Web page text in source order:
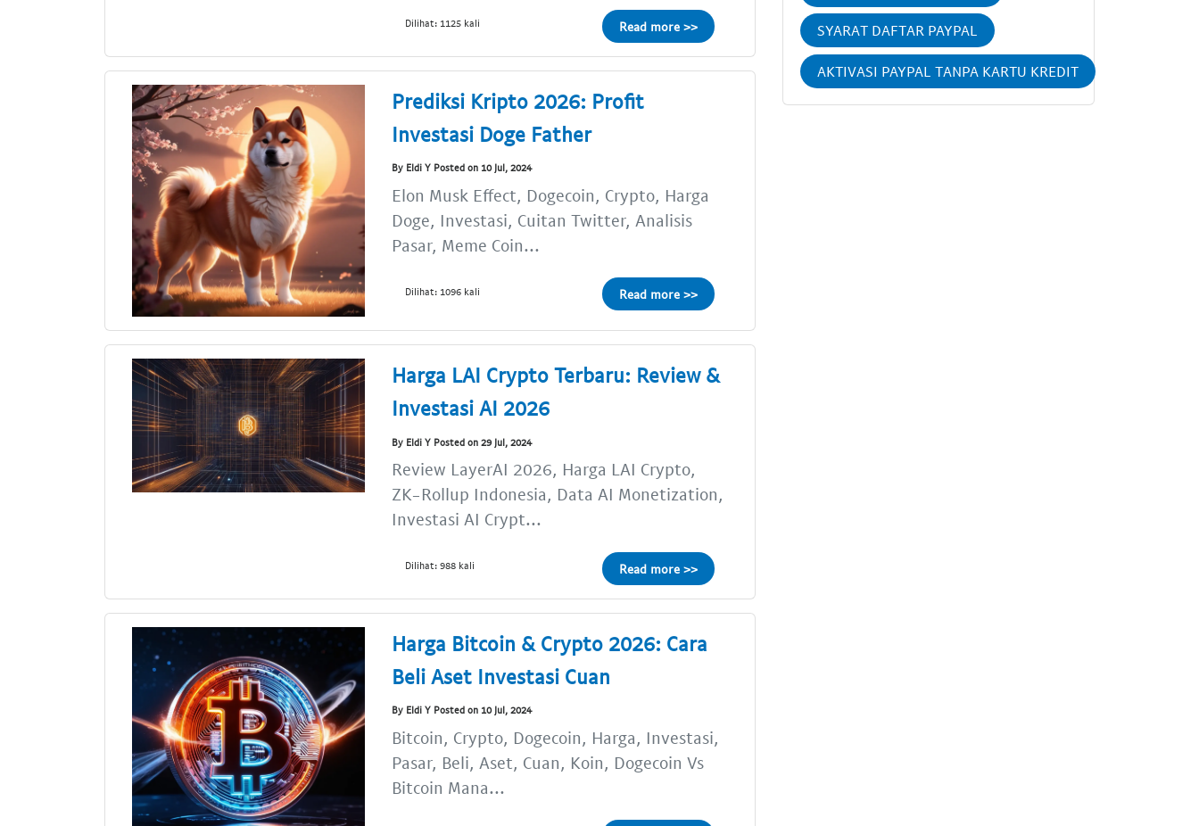
Dilihat: 1125 kali Read more >>
Prediksi Kripto 2026: Profit
Investasi Doge Father
By Eldi Y Posted on 10 Jul, 2024
Elon Musk Effect, Dogecoin, Crypto, Harga
Doge, Investasi, Cuitan Twitter, Analisis
Pasar, Meme Coin...
Dilihat: 1096 kali Read more >>
Harga LAI Crypto Terbaru: Review &
Investasi AI 2026
By Eldi Y Posted on 29 Jul, 2024
Review LayerAI 2026, Harga LAI Crypto,
ZK-Rollup Indonesia, Data AI Monetization,
Investasi AI Crypt...
Dilihat: 988 kali Read more >>
Harga Bitcoin & Crypto 2026: Cara
Beli Aset Investasi Cuan
By Eldi Y Posted on 10 Jul, 2024
Bitcoin, Crypto, Dogecoin, Harga, Investasi,
Pasar, Beli, Aset, Cuan, Koin, Dogecoin Vs
Bitcoin Mana...
SYARAT DAFTAR PAYPAL
AKTIVASI PAYPAL TANPA KARTU KREDIT